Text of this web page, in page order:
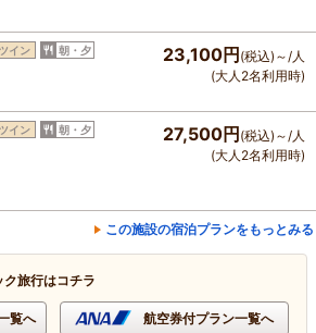
ツイン 朝・夕 23,100円(税込)～/人
(大人2名利用時)
ツイン 朝・夕 27,500円(税込)～/人
(大人2名利用時)
この施設の宿泊プランをもっとみる
旅行はコチラ
覧へ 航空券付プラン一覧へ